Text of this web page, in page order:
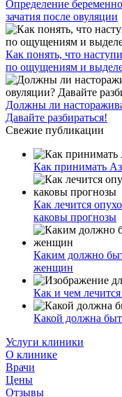
Каким должно
женщин
Как и чем лечится
Какой должна
Услуги клиники
О клинике
Врачи
Цены
Отзывы
Акции
Контакты
г. Москва: ул. Петровка
Трубная,
Проложить маршрут
Запишитесь на приём
Лицензия клиники
Обработка
конфиценциальности
Договор оферты